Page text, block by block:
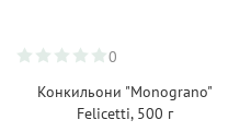
0
Конкильони "Monograno"
Felicetti, 500 г